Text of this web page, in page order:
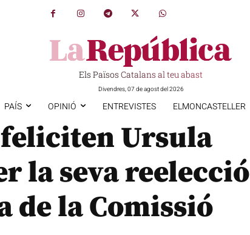
Els Països Catalans al teu abast
Divendres, 07 de agost del 2026
PAÍS OPINIÓ ENTREVISTES ELMONCASTELLER
feliciten Ursula
la seva reelecció
de la Comissió